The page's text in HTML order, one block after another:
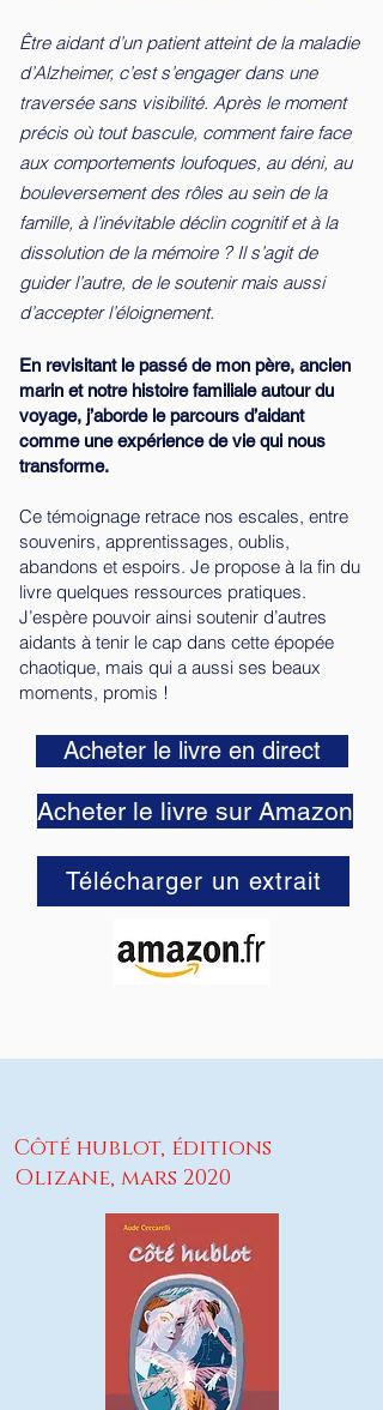
Être aidant d’un patient atteint de la maladie
d’Alzheimer, c’est s’engager dans une
traversée sans visibilité. Après le moment
précis où tout bascule, comment faire face
aux comportements loufoques, au déni, au
bouleversement des rôles au sein de la
famille, à l’inévitable déclin cognitif et à la
dissolution de la mémoire ? Il s’agit de
guider l’autre, de le soutenir mais aussi
d’accepter l’éloignement.
En revisitant le passé de mon père, ancien
marin et notre histoire familiale autour du
voyage, j’aborde le parcours d’aidant
comme une expérience de vie qui nous
transforme.
Ce témoignage retrace nos escales, entre
souvenirs, apprentissages, oublis,
abandons et espoirs. Je propose à la fin du
livre quelques ressources pratiques.
J’espère pouvoir ainsi soutenir d’autres
aidants à tenir le cap dans cette épopée
chaotique, mais qui a aussi ses beaux
moments, promis !
Acheter le livre en direct
Acheter le livre sur Amazon
Télécharger un extrait
Côté hublot, éditions
Olizane, mars 2020